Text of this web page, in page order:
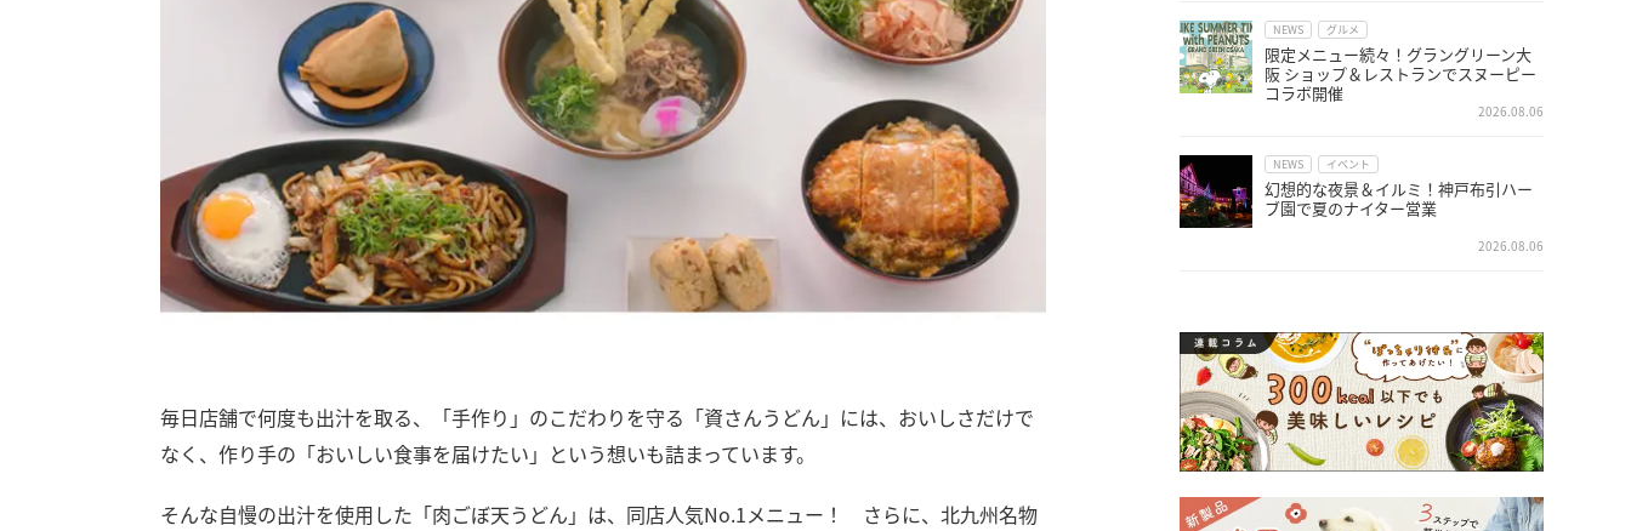
毎日店舗で何度も出汁を取る、「手作り」のこだわりを守る「資さんうどん」には、おいしさだけで
なく、作り手の「おいしい食事を届けたい」という想いも詰まっています。
そんな自慢の出汁を使用した「肉ごぼ天うどん」は、同店人気No.1メニュー！ さらに、北九州名物
NEWS グルメ
限定メニュー続々！グラングリーン大
阪 ショップ＆レストランでスヌーピー
コラボ開催
2026.08.06
NEWS イベント
幻想的な夜景＆イルミ！神戸布引ハー
ブ園で夏のナイター営業
2026.08.06